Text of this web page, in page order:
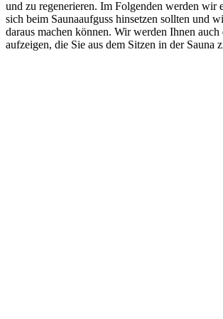
und zu regenerieren. Im Folgenden werden wir
sich beim Saunaaufguss hinsetzen sollten und
daraus machen können. Wir werden Ihnen
aufzeigen, die Sie aus dem Sitzen in der Sauna